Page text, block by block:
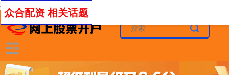
-->众合配资 相关话题